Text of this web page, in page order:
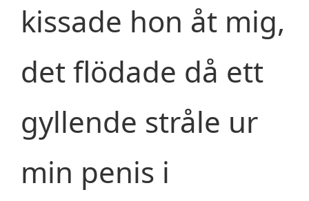
kissade hon åt mig,
det flödade då ett
gyllende stråle ur
min penis i